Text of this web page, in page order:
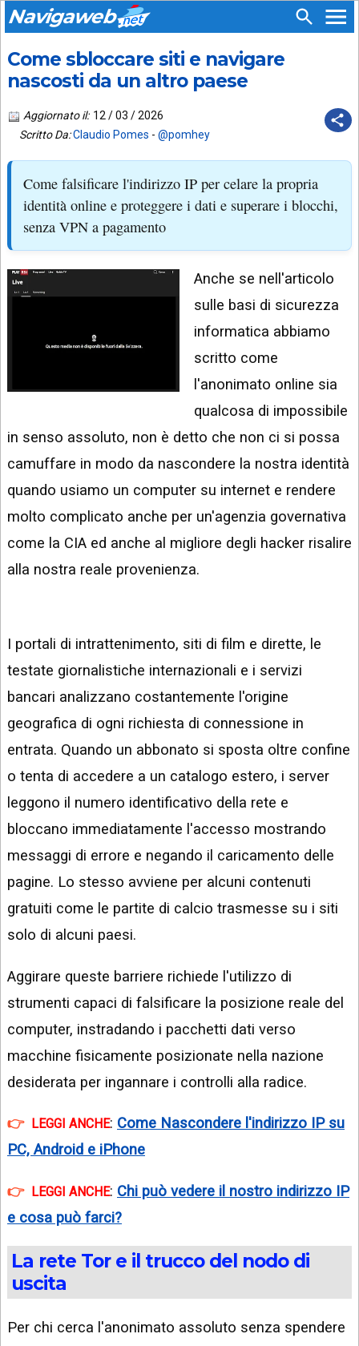
Navigaweb
HOME
SIAMO
SUPPORTO
CONTATTA
PIÙ
LETTI
ULTIMI
POST
IPHONE
ANDROID
AI
APPS
WINDOWS
STRUMENTI
SEGUICI
SU:
APP
ANDROID
EMAIL
TIKTOK
YOUTUBE
GOOGLE
LINKEDIN
Come sbloccare siti e navigare
nascosti da un altro paese
Aggiornato il: 12 / 03 / 2026
Scritto Da:Claudio Pomes - @pomhey
Come falsificare l'indirizzo IP per celare la propria
identità online e proteggere i dati e superare i blocchi,
senza VPN a pagamento
Anche se nell'articolo
sulle basi di sicurezza
informatica abbiamo
scritto come
l'anonimato online sia
qualcosa di impossibile
in senso assoluto, non è detto che non ci si possa
camuffare in modo da nascondere la nostra identità
quando usiamo un computer su internet e rendere
molto complicato anche per un'agenzia governativa
come la CIA ed anche al migliore degli hacker risalire
alla nostra reale provenienza.
I portali di intrattenimento, siti di film e dirette, le
testate giornalistiche internazionali e i servizi
bancari analizzano costantemente l'origine
geografica di ogni richiesta di connessione in
entrata. Quando un abbonato si sposta oltre confine
o tenta di accedere a un catalogo estero, i server
leggono il numero identificativo della rete e
bloccano immediatamente l'accesso mostrando
messaggi di errore e negando il caricamento delle
pagine. Lo stesso avviene per alcuni contenuti
gratuiti come le partite di calcio trasmesse su i siti
solo di alcuni paesi.
Aggirare queste barriere richiede l'utilizzo di
strumenti capaci di falsificare la posizione reale del
computer, instradando i pacchetti dati verso
macchine fisicamente posizionate nella nazione
desiderata per ingannare i controlli alla radice.
LEGGI ANCHE: Come Nascondere l'indirizzo IP su
PC, Android e iPhone
LEGGI ANCHE: Chi può vedere il nostro indirizzo IP
e cosa può farci?
La rete Tor e il trucco del nodo di
uscita
Per chi cerca l'anonimato assoluto senza spendere